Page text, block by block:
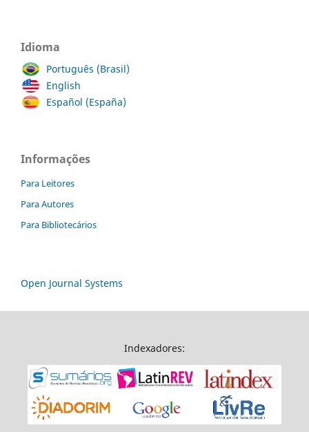
Idioma
Português (Brasil)
English
Español (España)
Informações
Para Leitores
Para Autores
Para Bibliotecários
Open Journal Systems
Indexadores: